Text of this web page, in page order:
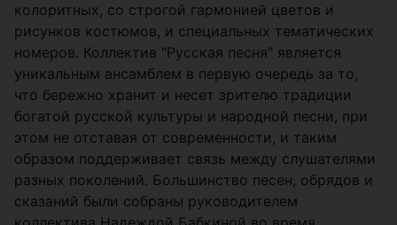
колоритных, со строгой гармонией цветов и
рисунков костюмов, и специальных тематических
номеров. Коллектив "Русская песня" является
уникальным ансамблем в первую очередь за то,
что бережно хранит и несет зрителю традиции
богатой русской культуры и народной песни, при
этом не отставая от современности, и таким
образом поддерживает связь между слушателями
разных поколений. Большинство песен, обрядов и
сказаний были собраны руководителем